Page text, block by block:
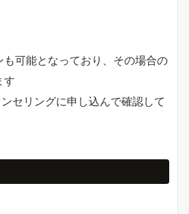
可能となっており、その場合の
す
セリングに申し込んで確認して